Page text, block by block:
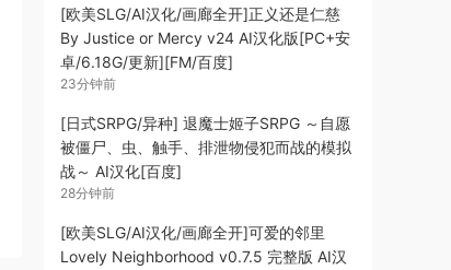
[欧美SLG/AI汉化/画廊全开]正义还是仁慈
By Justice or Mercy v24 AI汉化版[PC+安
卓/6.18G/更新][FM/百度]
23分钟前
[日式SRPG/异种] 退魔士姬子SRPG ～自愿
被僵尸、虫、触手、排泄物侵犯而战的模拟
战～ AI汉化[百度]
28分钟前
[欧美SLG/AI汉化/画廊全开]可爱的邻里
Lovely Neighborhood v0.7.5 完整版 AI汉